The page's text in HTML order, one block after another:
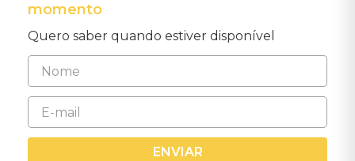
momento
Quero saber quando estiver disponível
ENVIAR